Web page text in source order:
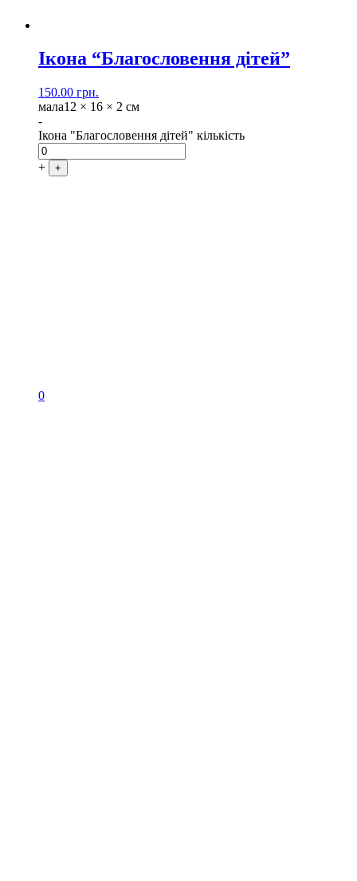
Ікона “Благословення дітей”
150.00 грн.
мала12 × 16 × 2 см
-
Ікона "Благословення дітей" кількість
+ +
0